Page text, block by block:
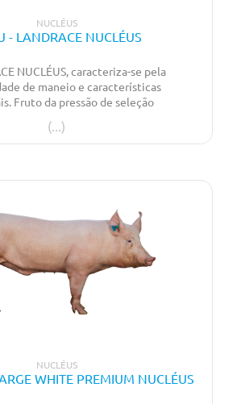
NUCLÉUS
- LANDRACE NUCLÉUS
NUCLÉUS, caracteriza-se pela
de maneio e características
Fruto da pressão de seleção
uma elevada prolificidade,
de leitão ao nascimento e
e qualidade de carcaça, que
para o mercado de leitão de
assar.
NUCLÉUS
WHITE PREMIUM NUCLÉUS